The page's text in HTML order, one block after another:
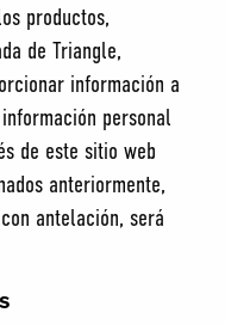
productos,
de Triangle,
información a
personal
de este sitio web
anteriormente,
antelación, será